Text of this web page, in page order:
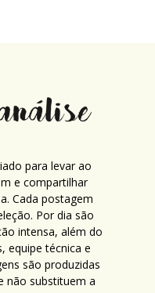
para levar ao
e compartilhar
Cada postagem
Por dia são
intensa, além do
equipe técnica e
são produzidas
não substituem a